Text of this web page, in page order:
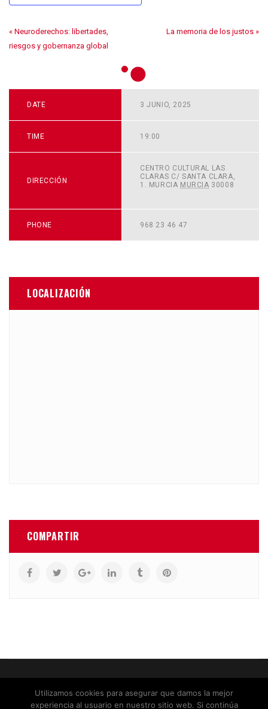
« Neuroderechos: libertades,
riesgos y gobernanza global
La memoria de los justos »
DATE 3 JUNIO, 2025
TIME 19:00
DIRECCIÓN
CENTRO CULTURAL LAS
CLARAS C/ SANTA CLARA,
1. MURCIA MURCIA 30008
PHONE 968 23 46 47
LOCALIZACIÓN
COMPARTIR
Utilizamos cookies para asegurar que damos la mejor
experiencia al usuario en nuestro sitio web. Si continúa